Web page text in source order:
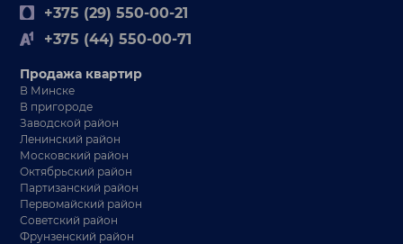
+375 (29) 550-00-21
+375 (44) 550-00-71
Продажа квартир
В Минске
В пригороде
Заводской район
Ленинский район
Московский район
Октябрьский район
Партизанский район
Первомайский район
Советский район
Фрунзенский район